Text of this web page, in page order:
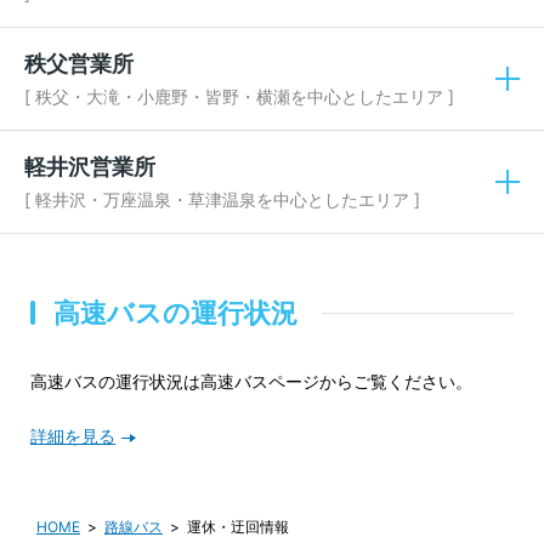
秩父営業所
[ 秩父・大滝・小鹿野・皆野・横瀬を中心としたエリア ]
軽井沢営業所
[ 軽井沢・万座温泉・草津温泉を中心としたエリア ]
高速バスの運行状況
高速バスの運行状況は高速バスページからご覧ください。
詳細を見る
HOME 路線バス 運休・迂回情報